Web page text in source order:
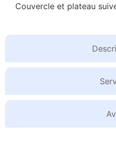
Couvercle et plateau